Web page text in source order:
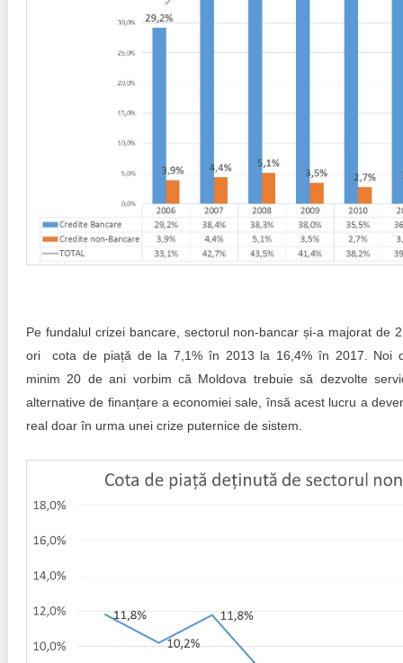
Pe fundalul crizei bancare, sectorul non-bancar și-a majorat de
ori cota de piață de la 7,1% în 2013 la 16,4% în 2017. Noi
minim 20 de ani vorbim că Moldova trebuie să dezvolte
alternative de finanțare a economiei sale, însă acest lucru a
real doar în urma unei crize puternice de sistem.